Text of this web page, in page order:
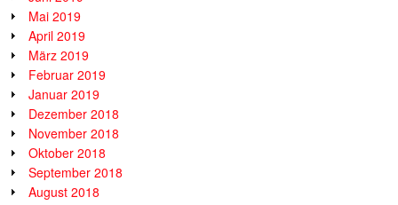
Mai 2019
April 2019
März 2019
Februar 2019
Januar 2019
Dezember 2018
November 2018
Oktober 2018
September 2018
August 2018